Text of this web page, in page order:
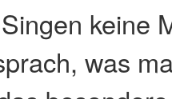
keine
was